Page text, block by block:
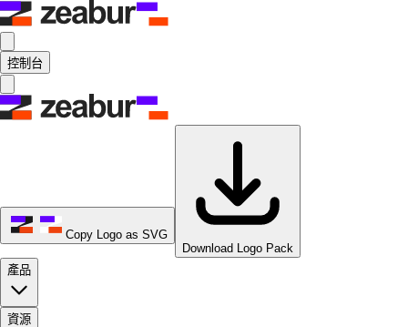
控制台
Copy Logo as SVG
Download Logo Pack
產品
資源